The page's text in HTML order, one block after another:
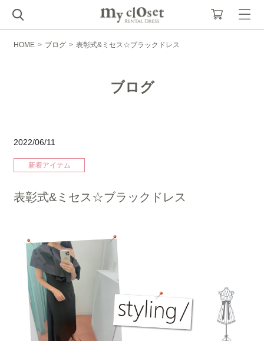
HOME > ブログ > 表彰式&ミセス☆ブラックドレス
ブログ
2022/06/11
新着アイテム
表彰式&ミセス☆ブラックドレス